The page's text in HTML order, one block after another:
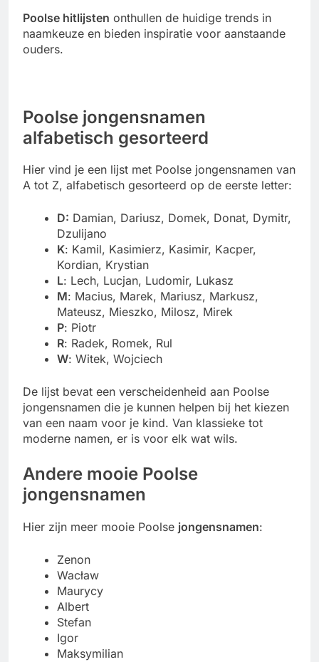
Poolse hitlijsten onthullen de huidige trends in
naamkeuze en bieden inspiratie voor aanstaande
ouders.
Poolse jongensnamen
alfabetisch gesorteerd
Hier vind je een lijst met Poolse jongensnamen van
A tot Z, alfabetisch gesorteerd op de eerste letter:
D: Damian, Dariusz, Domek, Donat, Dymitr,
Dzulijano
K: Kamil, Kasimierz, Kasimir, Kacper,
Kordian, Krystian
L: Lech, Lucjan, Ludomir, Lukasz
M: Macius, Marek, Mariusz, Markusz,
Mateusz, Mieszko, Milosz, Mirek
P: Piotr
R: Radek, Romek, Rul
W: Witek, Wojciech
De lijst bevat een verscheidenheid aan Poolse
jongensnamen die je kunnen helpen bij het kiezen
van een naam voor je kind. Van klassieke tot
moderne namen, er is voor elk wat wils.
Andere mooie Poolse
jongensnamen
Hier zijn meer mooie Poolse jongensnamen:
Zenon
Wacław
Maurycy
Albert
Stefan
Igor
Maksymilian